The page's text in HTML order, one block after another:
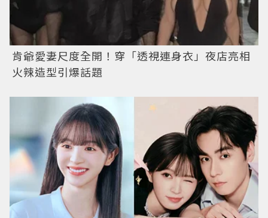
肯爺愛妻尺度全開！穿「透視連身衣」夜店亮相
火辣造型引爆話題